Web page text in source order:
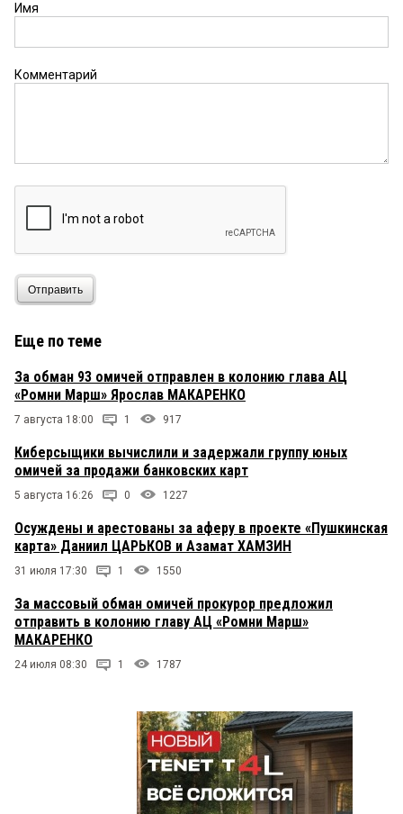
Имя
Комментарий
Отправить
Еще по теме
За обман 93 омичей отправлен в колонию глава АЦ
«Ромни Марш» Ярослав МАКАРЕНКО
7 августа 18:00 1 917
Киберсыщики вычислили и задержали группу юных
омичей за продажи банковских карт
5 августа 16:26 0 1227
Осуждены и арестованы за аферу в проекте «Пушкинская
карта» Даниил ЦАРЬКОВ и Азамат ХАМЗИН
31 июля 17:30 1 1550
За массовый обман омичей прокурор предложил
отправить в колонию главу АЦ «Ромни Марш»
МАКАРЕНКО
24 июля 08:30 1 1787